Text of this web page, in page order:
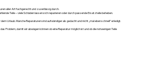
aller Art fachgerecht und zuverlässig durch.
Teile – viele Schäden lassen sich reparieren oder durch passende Ersatzteile beheben.
Urlaub. Manche Reparaturen sind aufwändiger als gedacht und nicht „mal eben schnell“ erledigt.
Problem, damit wir abwägen können ob eine Reparatur möglich ist und ob die notwenigen Teile